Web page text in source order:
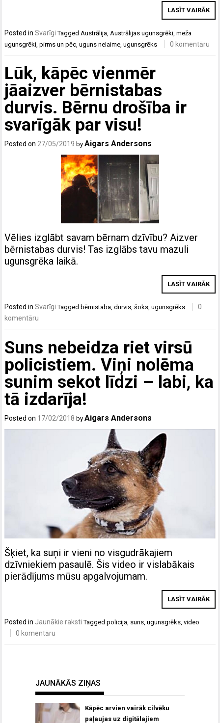
LASĪT VAIRĀK
Posted inSvarīgi Tagged Austrālija Austrālijas ugunsgrēki ,meža
ugunsgrēki ,pirms un pēc ,uguns nelaime ,ugunsgrēks 0 komentāru
Lūk, kāpēc vienmēr
jāaizver bērnistabas
durvis. Bērnu drošība ir
svarīgāk par visu!
Posted on27/05/2019 byAigars Andersons
Vēlies izglābt savam bērnam dzīvību? Aizver
bērnistabas durvis! Tas izglābs tavu mazuli
ugunsgrēka laikā.
LASĪT VAIRĀK
Posted inSvarīgi Tagged bērnistaba,durvis,šoks,ugunsgrēks
0
komentāru
Suns nebeidza riet virsū
policistiem. Viņi nolēma
sunim sekot līdzi – labi, ka
tā izdarīja!
Posted on 17/02/2018 byAigars Andersons
Šķiet, ka suņi ir vieni no visgudrākajiem
dzīvniekiem pasaulē. Šis video ir vislabākais
pierādījums mūsu apgalvojumam.
LASĪT VAIRĀK
Posted in Jaunākie raksti Taggedpolicija, suns,ugunsgrēks,video
0 komentāru
JAUNĀKĀS ZIŅAS
Kāpēc arvien vairāk cilvēku
paļaujas uz digitālajiem